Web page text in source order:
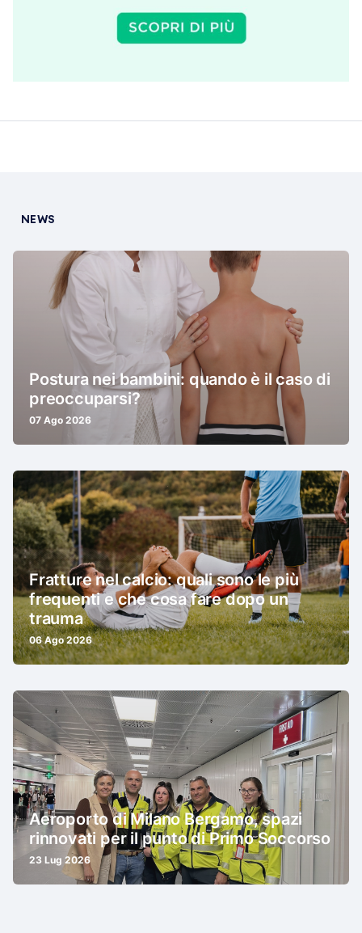
NEWS
Postura nei bambini: quando è il caso di
preoccuparsi?
07 Ago 2026
Fratture nel calcio: quali sono le più
frequenti e che cosa fare dopo un
trauma
06 Ago 2026
Aeroporto di Milano Bergamo, spazi
rinnovati per il punto di Primo Soccorso
23 Lug 2026